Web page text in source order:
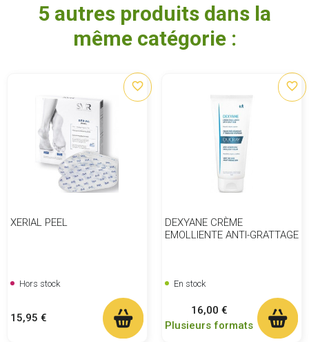
5 autres produits dans la
même catégorie :
XERIAL PEEL
favorite_border
Hors stock
Prix
15,95 €
DEXYANE CRÈME
EMOLLIENTE ANTI-GRATTAGE
favorite_border
En stock
Prix
16,00 €
Plusieurs formats